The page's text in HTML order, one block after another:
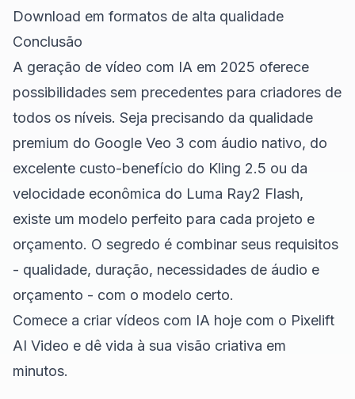
Download em formatos de alta qualidade
Conclusão
A geração de vídeo com IA em 2025 oferece
possibilidades sem precedentes para criadores de
todos os níveis. Seja precisando da qualidade
premium do Google Veo 3 com áudio nativo, do
excelente custo-benefício do Kling 2.5 ou da
velocidade econômica do Luma Ray2 Flash,
existe um modelo perfeito para cada projeto e
orçamento. O segredo é combinar seus requisitos
- qualidade, duração, necessidades de áudio e
orçamento - com o modelo certo.
Comece a criar vídeos com IA hoje com o Pixelift
AI Video e dê vida à sua visão criativa em
minutos.